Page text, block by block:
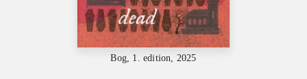
Bog, 1. edition, 2025